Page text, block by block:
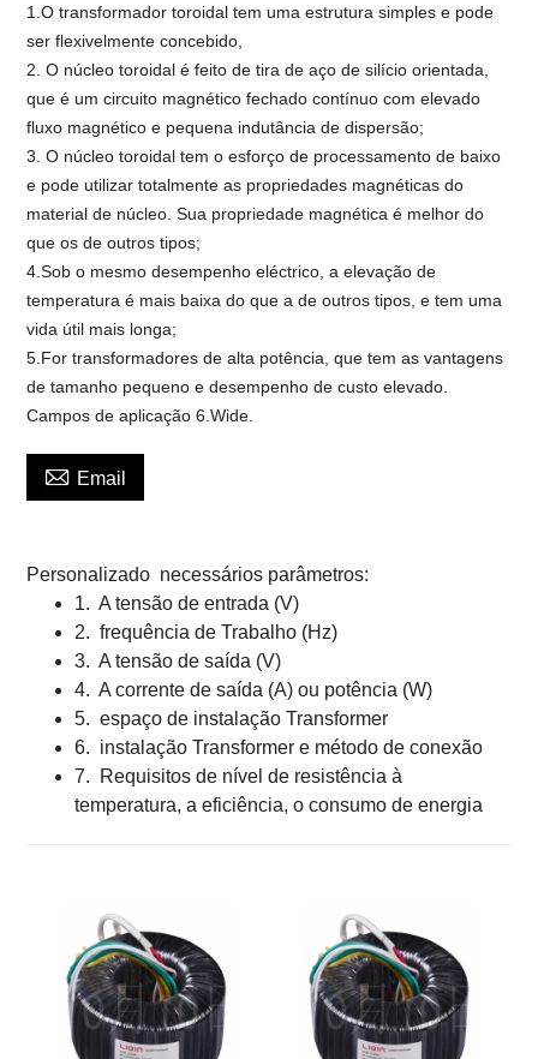
1.O transformador toroidal tem uma estrutura simples e pode
ser flexivelmente concebido,
2. O núcleo toroidal é feito de tira de aço de silício orientada,
que é um circuito magnético fechado contínuo com elevado
fluxo magnético e pequena indutância de dispersão;
3. O núcleo toroidal tem o esforço de processamento de baixo
e pode utilizar totalmente as propriedades magnéticas do
material de núcleo. Sua propriedade magnética é melhor do
que os de outros tipos;
4.Sob o mesmo desempenho eléctrico, a elevação de
temperatura é mais baixa do que a de outros tipos, e tem uma
vida útil mais longa;
5.For transformadores de alta potência, que tem as vantagens
de tamanho pequeno e desempenho de custo elevado.
Campos de aplicação 6.Wide.
 Email
Personalizado necessários parâmetros:
1.A tensão de entrada (V)
2.frequência de Trabalho (Hz)
3.A tensão de saída (V)
4.A corrente de saída (A) ou potência (W)
5.espaço de instalação Transformer
6. instalação Transformer e método de conexão
7. Requisitos de nível de resistência à
temperatura, a eficiência, o consumo de energia